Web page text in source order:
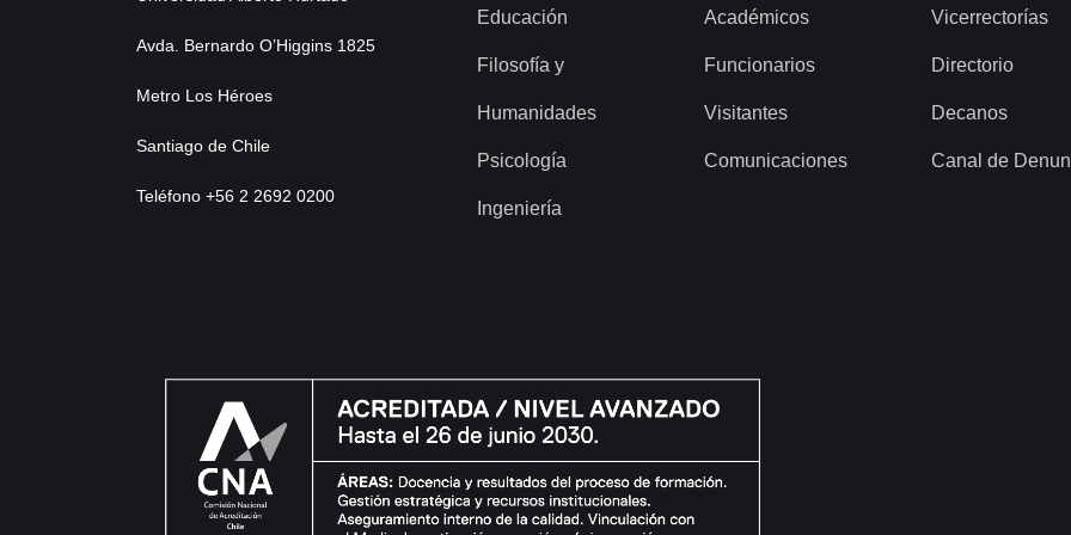
Avda. Bernardo O’Higgins 1825
Metro Los Héroes
Santiago de Chile
Teléfono +56 2 2692 0200
Educación
Filosofía y
Humanidades
Psicología
Ingeniería
Académicos
Funcionarios
Visitantes
Comunicaciones
Vicerrectorías
Directorio
Decanos
Canal de